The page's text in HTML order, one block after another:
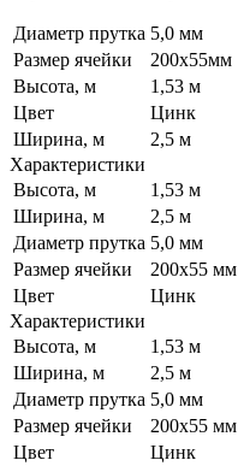
Диаметр прутка 5,0 мм
Размер ячейки
200х55мм
Высота, м
1,53 м
Цвет
Цинк
Ширина, м
2,5 м
Характеристики
Высота, м
1,53 м
Ширина, м
2,5 м
Диаметр прутка 5,0 мм
Размер ячейки
200х55 мм
Цвет
Цинк
Характеристики
Высота, м
1,53 м
Ширина, м
2,5 м
Диаметр прутка 5,0 мм
Размер ячейки
200х55 мм
Цвет
Цинк